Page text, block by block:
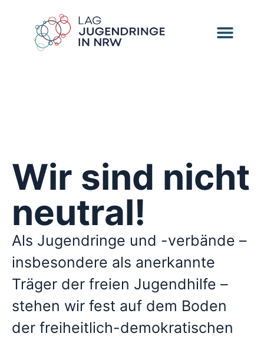
Wir sind nicht
neutral!
Als Jugendringe und -verbände –
insbesondere als anerkannte
Träger der freien Jugendhilfe –
stehen wir fest auf dem Boden
der freiheitlich-demokratischen